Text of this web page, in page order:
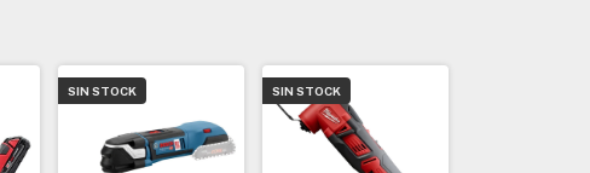
SIN STOCK SIN STOCK